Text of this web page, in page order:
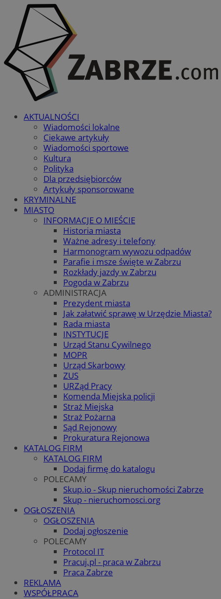
AKTUALNOŚCI
Wiadomości lokalne
Ciekawe artykuły
Wiadomości sportowe
Kultura
Polityka
Dla przedsiębiorców
Artykuły sponsorowane
KRYMINALNE
MIASTO
INFORMACJE O MIEŚCIE
Historia miasta
Ważne adresy i telefony
Harmonogram wywozu odpadów
Parafie i msze święte w Zabrzu
Rozkłady jazdy w Zabrzu
Pogoda w Zabrzu
ADMINISTRACJA
Prezydent miasta
Jak załatwić sprawę w Urzędzie Miasta?
Rada miasta
INSTYTUCJE
Urząd Stanu Cywilnego
MOPR
Urząd Skarbowy
ZUS
URZąd Pracy
Komenda Miejska policji
Straż Miejska
Straż Pożarna
Sąd Rejonowy
Prokuratura Rejonowa
KATALOG FIRM
KATALOG FIRM
Dodaj firmę do katalogu
POLECAMY
Skup.io - Skup nieruchomości Zabrze
Skup - nieruchomosci.org
OGŁOSZENIA
OGŁOSZENIA
Dodaj ogłoszenie
POLECAMY
Protocol IT
Pracuj.pl - praca w Zabrzu
Praca Zabrze
REKLAMA
WSPÓŁPRACA